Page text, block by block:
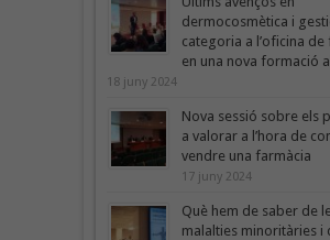
dermocosmètica i
categoria a l’oficina de
en una nova formació
18 juny 2024
Nova sessió sobre els
a valorar a l’hora de
vendre una farmàcia
17 juny 2024
Què hem de saber de
malalties minoritàries i